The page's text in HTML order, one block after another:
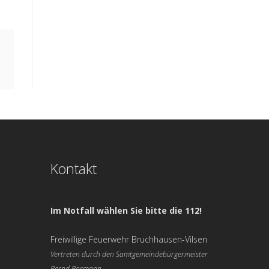
Kontakt
Im Notfall wählen Sie bitte die 112!
Freiwillige Feuerwehr Bruchhausen-Vilsen
Vertreten durch den Samtgemeindebürgermeister